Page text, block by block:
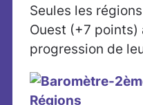
Seules les
Ouest (+7
progression de